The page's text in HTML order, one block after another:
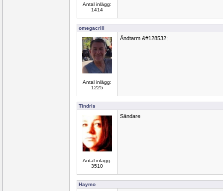
Antal inlägg:
1414
omegacrill
Antal inlägg:
1225
Ändtarm &#128532;
Tindris
Antal inlägg:
3510
Sändare
Haymo